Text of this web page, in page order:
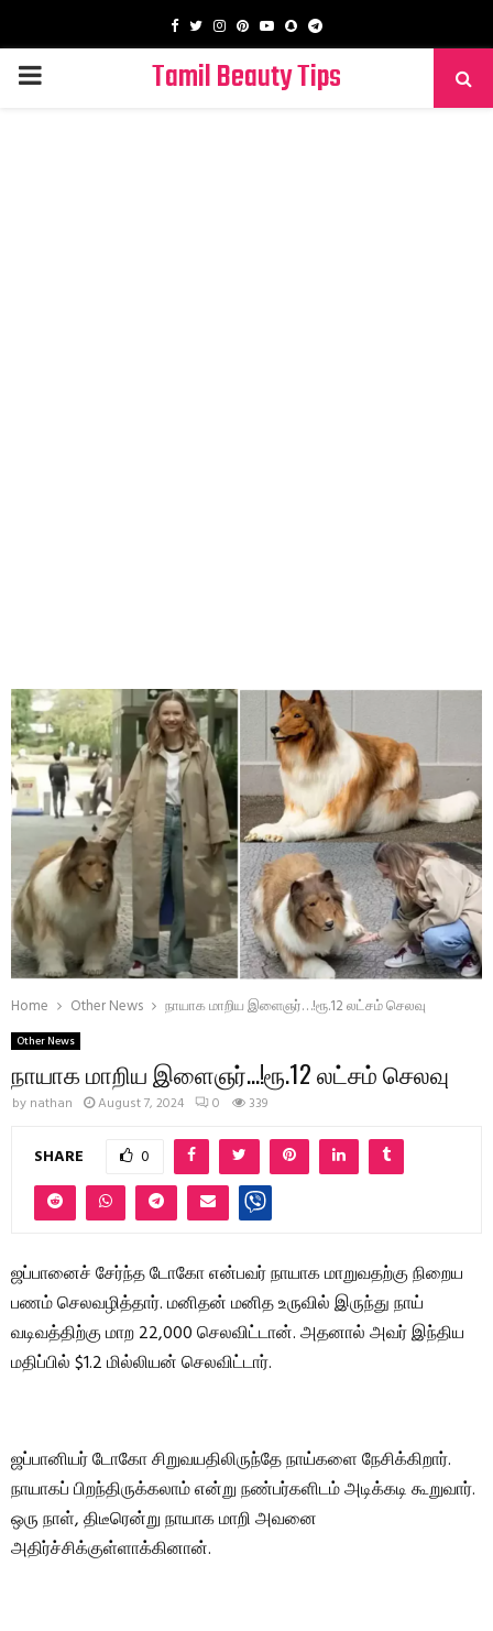
Facebook
TwitterInstagram
PinterestYoutube
SnapchatTelegram
PRIMARY
Tamil Beauty Tips
Home Other News நாயாக மாறிய இளைஞர்…!ரூ.12 லட்சம் செலவு
Other News
நாயாக மாறிய இளைஞர்…!ரூ.12 லட்சம் செலவு
by nathan August 7, 2024 0 339
SHARE 0
ஜப்பானைச் சேர்ந்த டோகோ என்பவர் நாயாக மாறுவதற்கு நிறைய
பணம் செலவழித்தார். மனிதன் மனித உருவில் இருந்து நாய்
வடிவத்திற்கு மாற 22,000 செலவிட்டான். அதனால் அவர் இந்திய
மதிப்பில் $1.2 மில்லியன் செலவிட்டார்.
ஜப்பானியர் டோகோ சிறுவயதிலிருந்தே நாய்களை நேசிக்கிறார்.
நாயாகப் பிறந்திருக்கலாம் என்று நண்பர்களிடம் அடிக்கடி கூறுவார்.
ஒரு நாள், திடீரென்று நாயாக மாறி அவனை
அதிர்ச்சிக்குள்ளாக்கினான்.